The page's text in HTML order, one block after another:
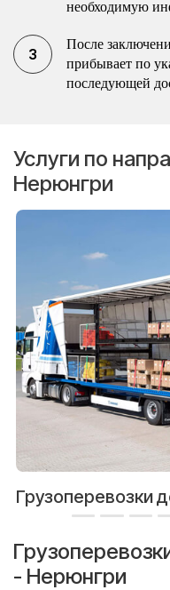
необходимую
После
прибывает по
последующей
Услуги по
Нерюнгри
Грузоперевозки
- Нерюнгри